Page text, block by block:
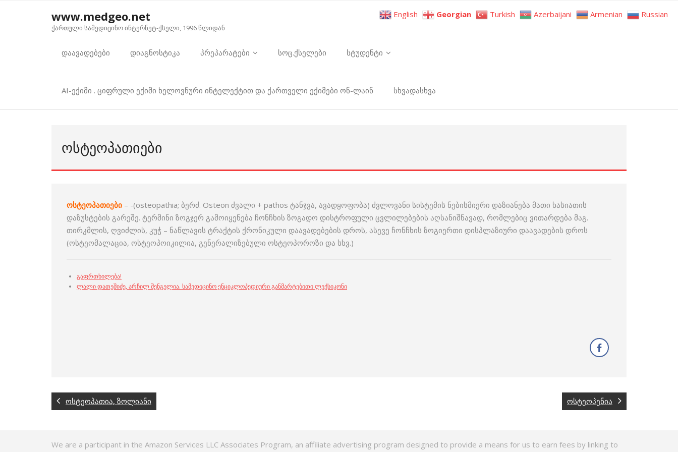
www.medgeo.net
ქართული სამედიცინო ინტერნეტ-ქსელი, 1996 წლიდან
დაავადებები დიაგნოსტიკა პრეპარატები სოც.ქსელები სტუდენტი
AI-ექიმი . ციფრული ექიმი ხელოვნური ინტელექტით და ქართველი ექიმები ონ-ლაინ სხვადასხვა
ᲝᲡᲢᲔᲝᲞᲐᲗᲘᲔᲑᲘ
ოსტეოპათიები – -(osteopathia; ბერძ. Osteon ძვალი + pathos ტანჯვა, ავადყოფობა) ძვლოვანი სისტემის ნებისმიერი დაზიანება მათი ხასიათის
დაზუსტების გარეშე. ტერმინი ზოგჯერ გამოიყენება ჩონჩხის ზოგადო დისტროფული ცვლილებების აღსანიშნავად, რომლებიც ვითარდება მაგ.
თირკმლის, ღვიძლის, კუჭ – ნაწლავის ტრაქტის ქრონიკული დაავადებების დროს, ასევე ჩონჩხის ზოგიერთი დისპლაზიური დაავადების დროს
(ოსტეომალაცია, ოსტეოპოიკილია, გენერალიზებული ოსტეოპოროზი და სხვ.)
გაფრთხილება!
ლალი დათეშიძე, არჩილ შენგელია. სამედიცინო ენციკლოპედიური განმარტებითი ლექსიკონი
ოსტეოპათია, ზოლიანი ოსტეოპენია
We are a participant in the Amazon Services LLC Associates Program, an affiliate advertising program designed to provide a means for us to earn fees by linking to
English Georgian Turkish Azerbaijani Armenian Russian